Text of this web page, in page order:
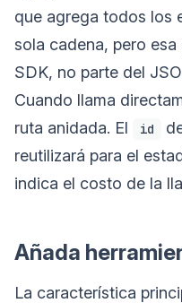
que agrega todos los
sola cadena, pero
SDK, no parte del
Cuando llama
ruta anidada. El
id
reutilizará para el
indica el costo de la
Añada
La característica